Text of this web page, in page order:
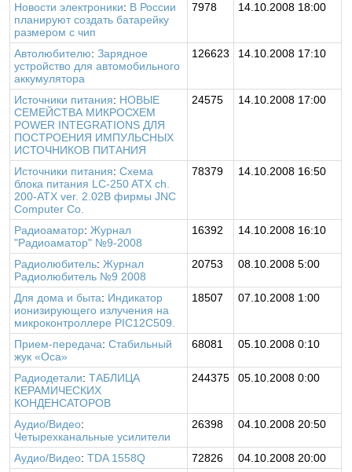
Новости электроники: В России
планируют создать батарейку
размером с чип
7978 14.10.2008 18:00
Автолюбителю:Зарядное
устройство для автомобильного
аккумулятора
126623 14.10.2008 17:10
Источники питания: НОВЫЕ
СЕМЕЙСТВА МИКРОСХЕМ
POWER INTEGRATIONS ДЛЯ
ПОСТРОЕНИЯ ИМПУЛЬСНЫХ
ИСТОЧНИКОВ ПИТАНИЯ
24575 14.10.2008 17:00
Источники питания:Схема
блока питания LC-250 ATX ch.
200-ATX ver. 2.02B фирмы JNC
Computer Co.
78379 14.10.2008 16:50
Радиоаматор:Журнал
"Радиоаматор" №9-2008
16392 14.10.2008 16:10
Радиолюбитель:Журнал
Радиолюбитель №9 2008
20753 08.10.2008 5:00
Для дома и быта: Индикатор
ионизирующего излучения на
микроконтроллере PIC12C509.
18507 07.10.2008 1:00
Прием-передача:Стабильный
жук «Оса»
68081 05.10.2008 0:10
Радиодетали:ТАБЛИЦА
КЕРАМИЧЕСКИХ
КОНДЕНСАТОРОВ
244375 05.10.2008 0:00
Аудио/Видео:
Четырехканальные усилители
26398 04.10.2008 20:50
Аудио/Видео:TDA 1558Q 72826
04.10.2008 20:00